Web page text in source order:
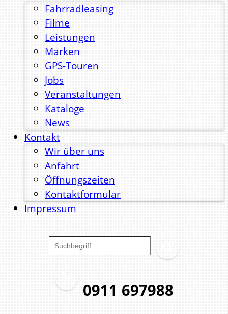
Fahrradleasing
Filme
Leistungen
Marken
GPS-Touren
Jobs
Veranstaltungen
Kataloge
News
Kontakt
Wir über uns
Anfahrt
Öffnungszeiten
Kontaktformular
Impressum
0911 697988